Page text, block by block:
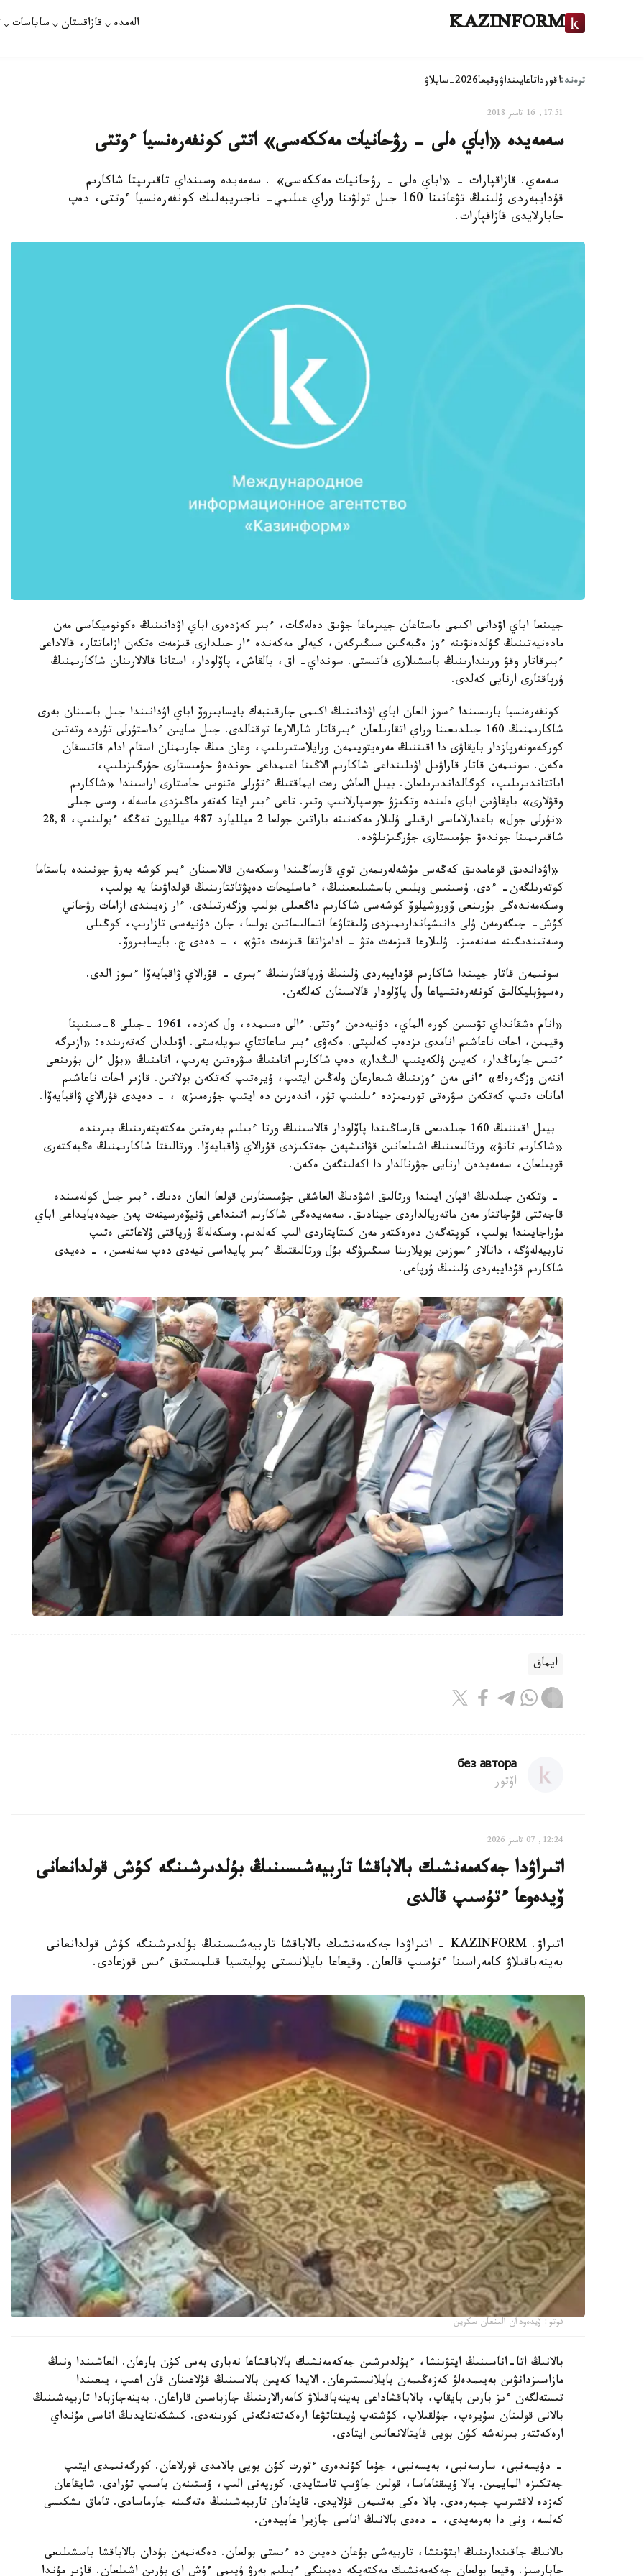
KAZINFORM الەمدە قازاقستان ساياسات
ترەند:اقورداتاعايىنداۋوقيعا2026-سايلاۋ
17:51, 16 تامىز 2018
سەمەيدە «اباي ەلى - رۋحانيات مەككەسى» اتتى كونفەرەنسيا ءوتتى
سەمەي. قازاقپارات - «اباي ەلى - رۋحانيات مەككەسى» . سەمەيدە وسىنداي تاقىرىپتا شاكارىم
قۇدايبەردى ۇلىنىڭ تۋعانىنا 160 جىل تولۋىنا وراي عىلىمي- تاجىريبەلىك كونفەرەنسيا ءوتتى، دەپ
حابارلايدى قازاقپارات.
جيىنعا اباي اۋدانى اكىمى باستاعان جيىرماعا جۋىق دەلەگات، ءبىر كەزدەرى اباي اۋدانىنىڭ ەكونوميكاسى مەن
مادەنيەتىنىڭ گۇلدەنۋىنە ءوز ەڭبەگىن سىڭىرگەن، كيەلى مەكەندە ءار جىلدارى قىزمەت ەتكەن ازاماتتار، قالاداعى
ءبىرقاتار وقۋ ورىندارىنىڭ باسشىلارى قاتىستى. سونداي- اق، بالقاش، پاۆلودار، استانا قالالارىنان شاكارىمنىڭ
ۇرپاقتارى ارنايى كەلدى.
كونفەرەنسيا بارىسىندا ءسوز العان اباي اۋدانىنىڭ اكىمى جارقىنبەك بايسابىروۆ اباي اۋدانىندا جىل باسىنان بەرى
شاكارىمنىڭ 160 جىلدىعىنا وراي اتقارىلعان ءبىرقاتار شارالارعا توقتالدى. جىل سايىن ءداستۇرلى تۇردە وتەتىن
كوركەمونەرپازدار بايقاۋى دا اقىننىڭ مەرەيتويىمەن ورايلاستىرىلىپ، وعان مىڭ جارىمنان استام ادام قاتىسقان
ەكەن. سونىمەن قاتار قاراۋىل اۋىلىنداعى شاكارىم الاڭىنا اعىمداعى جوندەۋ جۇمىستارى جۇرگىزىلىپ،
اباتتاندىرىلىپ، كوگالداندىرىلعان. بيىل العاش رەت ايماقتىڭ ءتۇرلى ەتنوس جاستارى اراسىندا «شاكارىم
وقۋلارى» بايقاۋىن اباي ەلىندە وتكىزۋ جوسپارلانىپ وتىر. تاعى ءبىر ايتا كەتەر ماڭىزدى ماسەلە، وسى جىلى
«نۇرلى جول» باعدارلاماسى ارقىلى ۇلىلار مەكەنىنە باراتىن جولعا 2 ميلليارد 487 ميلليون تەڭگە ءبولىنىپ، 28,8
شاقىرىمىنا جوندەۋ جۇمىستارى جۇرگىزىلۋدە.
«اۋداندىق قوعامدىق كەڭەس مۇشەلەرىمەن توي قارساڭىندا وسكەمەن قالاسىنان ءبىر كوشە بەرۋ جونىندە باستاما
كوتەرىلگەن- ءدى. ۇسىنىس وبلىس باسشىلىعىنىڭ، ءماسليحات دەپۋتاتتارىنىڭ قولداۋىنا يە بولىپ،
وسكەمەندەگى بۇرىنعى ۆوروشيلوۆ كوشەسى شاكارىم داڭعىلى بولىپ وزگەرتىلدى. ءار زەيىندى ازامات رۋحاني
كۇش- جىگەرمەن ۇلى دانىشپاندارىمىزدى ۇلىقتاۋعا اتسالىساتىن بولسا، جان دۇنيەسى تازارىپ، كوڭىلى
وسەتىندىگىنە سەنەمىز. ۇلىلارعا قىزمەت ەتۋ - ادامزاتقا قىزمەت ەتۋ» ، - دەدى ج. بايسابىروۆ.
سونىمەن قاتار جيىندا شاكارىم قۇدايبەردى ۇلىنىڭ ۇرپاقتارىنىڭ ءبىرى - قۇرالاي ۋاقبايەۆا ءسوز الدى.
رەسپۋبليكالىق كونفەرەنتسياعا ول پاۆلودار قالاسىنان كەلگەن.
«انام ەشقانداي تۋىسىن كورە الماي، دۇنيەدەن ءوتتى. ءالى ەسىمدە، ول كەزدە، 1961 -جىلى 8-سىنىپتا
وقيمىن، احات ناعاشىم انامدى ىزدەپ كەلىپتى. ەكەۋى ءبىر ساعاتتاي سويلەستى. اۋىلدان كەتەرىندە: «ازىرگە
ءتىس جارماڭدار، كەيىن ۇلكەيتىپ الىڭدار» دەپ شاكارىم اتامنىڭ سۋرەتىن بەرىپ، اتامنىڭ «بۇل ءان بۇرىنعى
اننەن وزگەرەك» ءانى مەن ءوزىنىڭ شىعارعان ولەڭىن ايتىپ، ۇيرەتىپ كەتكەن بولاتىن. قازىر احات ناعاشىم
امانات ەتىپ كەتكەن سۋرەتى تورىمىزدە ءىلىنىپ تۇر، اندەرىن دە ايتىپ جۇرەمىز» ، - دەيدى قۇرالاي ۋاقبايەۆا.
بيىل اقىننىڭ 160 جىلدىعى قارساڭىندا پاۆلودار قالاسىنىڭ ورتا ءبىلىم بەرەتىن مەكتەپتەرىنىڭ بىرىندە
«شاكارىم تانۋ» ورتالىعىنىڭ اشىلعانىن قۋانىشپەن جەتكىزدى قۇرالاي ۋاقبايەۆا. ورتالىقتا شاكارىمنىڭ ەڭبەكتەرى
قويىلعان، سەمەيدەن ارنايى جۋرنالدار دا اكەلىنگەن ەكەن.
- وتكەن جىلدىڭ اقپان ايىندا ورتالىق اشۋدىڭ العاشقى جۇمىستارىن قولعا العان ەدىك. ءبىر جىل كولەمىندە
قاجەتتى قۇجاتتار مەن ماتەريالداردى جينادىق. سەمەيدەگى شاكارىم اتىنداعى ۋنيۆەرسيتەت پەن جيدەبايداعى اباي
مۇراجايىندا بولىپ، كوپتەگەن دەرەكتەر مەن كىتاپتاردى الىپ كەلدىم. وسكەلەڭ ۇرپاقتى ۇلاعاتتى ەتىپ
تاربيەلەۋگە، دانالار ءسوزىن بويلارىنا سىڭىرۋگە بۇل ورتالىقتىڭ ءبىر پايداسى تيەدى دەپ سەنەمىن، - دەيدى
شاكارىم قۇدايبەردى ۇلىنىڭ ۇرپاعى.
ايماق
без автора
اۆتور
12:24, 07 تامىز 2026
اتىراۋدا جەكەمەنشىك بالاباقشا تاربيەشىسىنىڭ بۇلدىرشىنگە كۇش قولدانعانى
ۆيدەوعا ءتۇسىپ قالدى
اتىراۋ. KAZINFORM - اتىراۋدا جەكەمەنشىك بالاباقشا تاربيەشىسىنىڭ بۇلدىرشىنگە كۇش قولدانعانى
بەينەباقىلاۋ كامەراسىنا ءتۇسىپ قالعان. وقيعاعا بايلانىستى پوليتسيا قىلمىستىق ءىس قوزعادى.
فوتو: ۆيدەودان الىنعان سكرين
بالانىڭ اتا-اناسىنىڭ ايتۋىنشا، ءبۇلدىرشىن جەكەمەنشىك بالاباقشاعا نەبارى بەس كۇن بارعان. العاشىندا ونىڭ
مازاسىزدانۋىن بەيىمدەلۋ كەزەڭىمەن بايلانىستىرعان. الايدا كەيىن بالاسىنىڭ قۇلاعىنان قان اعىپ، يىعىندا
تىستەلگەن ءىز بارىن بايقاپ، بالاباقشاداعى بەينەباقىلاۋ كامەرالارىنىڭ جازباسىن قاراعان. بەينەجازبادا تاربيەشىنىڭ
بالانى قولىنان سۇيرەپ، جۇلقىلاپ، كۇشتەپ ۇيىقتاتۋعا ارەكەتتەنگەنى كورىنەدى. كىشكەنتايدىڭ اناسى مۇنداي
ارەكەتتەر بىرنەشە كۇن بويى قايتالانعانىن ايتادى.
- دۇيسەنبى، سارسەنبى، بەيسەنبى، جۇما كۇندەرى ءتورت كۇن بويى بالامدى قورلاعان. كورگەنىمدى ايتىپ
جەتكىزە المايمىن. بالا ۇيىقتاماسا، قولىن جاۋىپ تاستايدى. كورپەنى الىپ، ۇستىنەن باسىپ تۇرادى. شايقاعان
كەزدە لاقتىرىپ جىبەرەدى. بالا ەكى بەتىمەن قۇلايدى. قايتادان تاربيەشىنىڭ ەتەگىنە جارماسادى. تاماق ىشكىسى
كەلسە، ونى دا بەرمەيدى، - دەدى بالانىڭ اناسى جازيرا عابيدەن.
بالانىڭ جاقىندارىنىڭ ايتۋىنشا، تاربيەشى بۇعان دەيىن دە ءىستى بولعان. دەگەنمەن بۇدان بالاباقشا باسشىلىعى
حابارسىز. وقيعا بولعان جەكەمەنشىك مەكتەپكە دەيىنگى ءبىلىم بەرۋ ۇيىمى ءۇش اي بۇرىن اشىلعان. قازىر مۇندا